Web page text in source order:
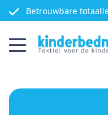
Betrouwbare